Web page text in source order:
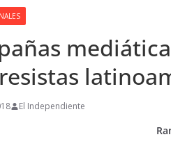
El Independiente